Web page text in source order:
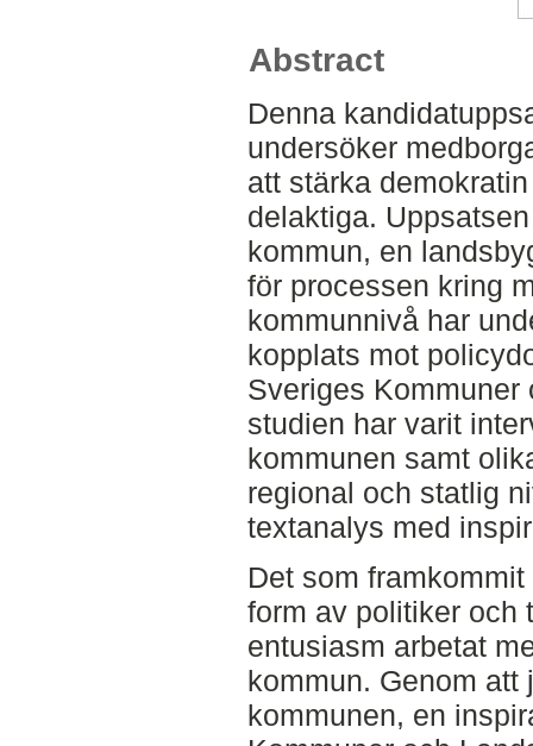
Abstract
Denna
undersöker
att stärka
delaktiga.
kommun, en
för processen kring
kommunnivå har
kopplats mot
Sveriges Kommuner
studien har varit
kommunen samt
regional och statlig
textanalys med
Det som
form av politiker och
entusiasm arbetat
kommun. Genom att
kommunen, en